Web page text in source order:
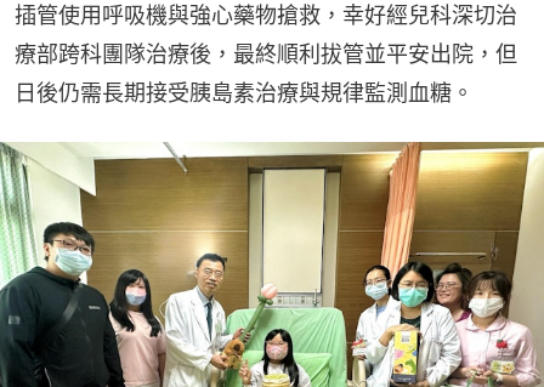
插管使用呼吸機與強心藥物搶救，幸好經兒科深切治
療部跨科團隊治療後，最終順利拔管並平安出院，但
日後仍需長期接受胰島素治療與規律監測血糖。